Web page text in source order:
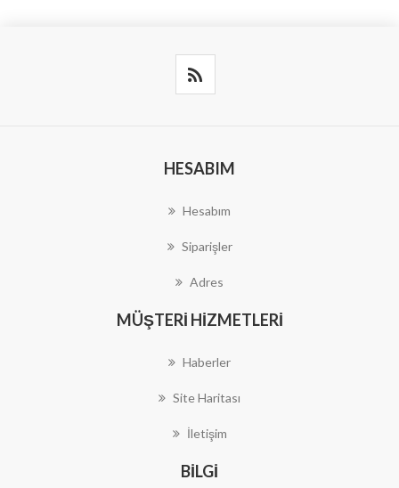
HESABIM
Hesabım
Siparişler
Adres
MÜŞTERI HIZMETLERI
Haberler
Site Haritası
İletişim
BILGI